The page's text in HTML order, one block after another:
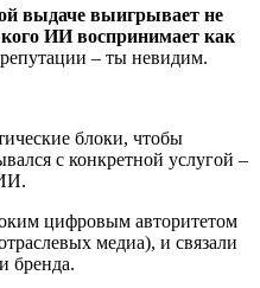
выдаче выигрывает не
кого ИИ воспринимает как
репутации – ты невидим.
блоки, чтобы
с конкретной услугой –
цифровым авторитетом
медиа), и связали
бренда.